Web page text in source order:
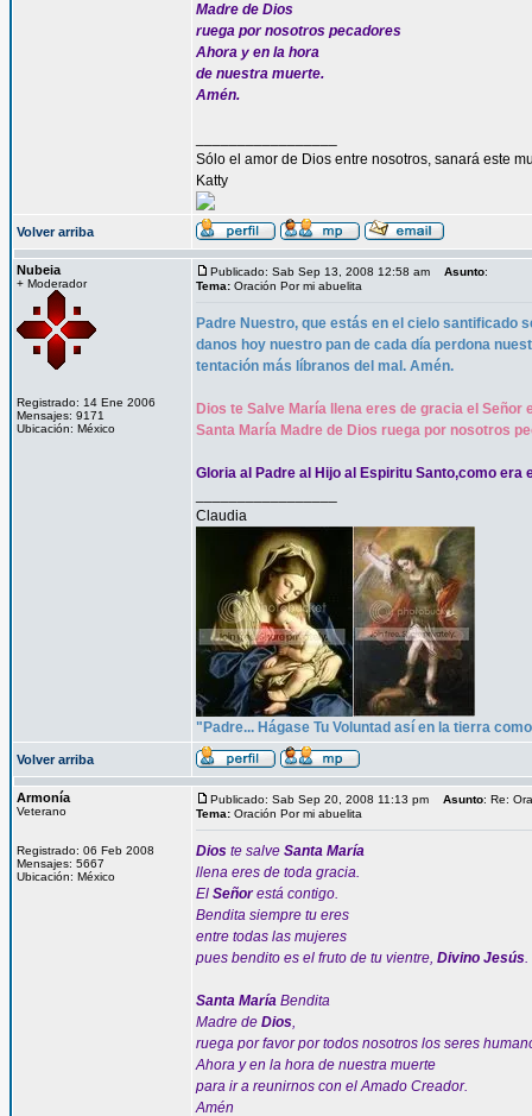
Madre de Dios
ruega por nosotros pecadores
Ahora y en la hora
de nuestra muerte.
Amén.
Sólo el amor de Dios entre nosotros, sanará este
Katty
Volver arriba
Nubeia
+ Moderador
Registrado: 14 Ene 2006
Mensajes: 9171
Ubicación: México
Publicado: Sab Sep 13, 2008 12:58 am Asunto:
Tema: Oración Por mi abuelita
Padre Nuestro, que estás en el cielo santificado
danos hoy nuestro pan de cada día perdona
tentación más líbranos del mal. Amén.
Dios te Salve María llena eres de gracia el
Santa María Madre de Dios ruega por nosotros
Gloria al Padre al Hijo al Espiritu Santo,como
Claudia
"Padre... Hágase Tu Voluntad así en la tierra
Volver arriba
Armonía
Veterano
Registrado: 06 Feb 2008
Mensajes: 5667
Ubicación: México
Publicado: Sab Sep 20, 2008 11:13 pm Asunto: Re:
Tema: Oración Por mi abuelita
Dios te salve Santa María
llena eres de toda gracia.
El Señorestá contigo.
Bendita siempre tu eres
entre todas las mujeres
pues bendito es el fruto de tu vientre, Divino Jesús.
Santa María Bendita
Madre de Dios,
ruega por favor por todos nosotros los seres
Ahora y en la hora de nuestra muerte
para ir a reunirnos con el Amado Creador.
Amén